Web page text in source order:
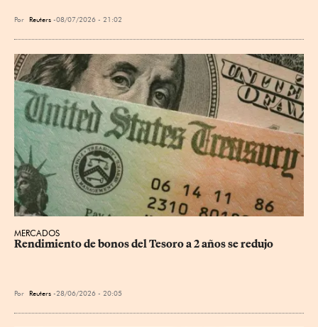
Por Reuters 08/07/2026 - 21:02
MERCADOS
Rendimiento de bonos del Tesoro a 2 años se redujo
Por Reuters 28/06/2026 - 20:05